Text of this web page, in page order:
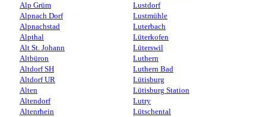
Alp Grüm
Alpnach Dorf
Alpnachstad
Alpthal
Alt St. Johann
Altbüron
Altdorf SH
Altdorf UR
Alten
Altendorf
Altenrhein
Lustdorf
Lustmühle
Luterbach
Lüterkofen
Lüterswil
Luthern
Luthern Bad
Lütisburg
Lütisburg Station
Lutry
Lütschental